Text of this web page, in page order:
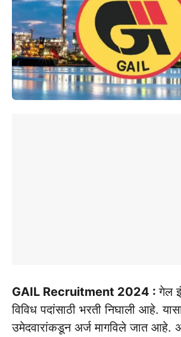
GAIL Recruitment 2024 :गेल
विविध पदांसाठी भरती निघाली आहे.
उमेदवारांकडून अर्ज मागविले जात आहे.